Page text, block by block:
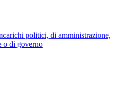
politici, di amministrazione,
o di governo